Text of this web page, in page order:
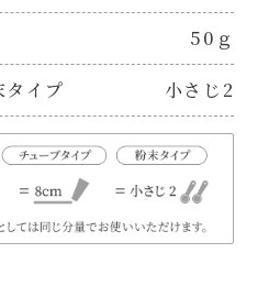
ャンタンチーズニングを
ーズ
塩たれ
50ｇ
タイプ 小さじ2